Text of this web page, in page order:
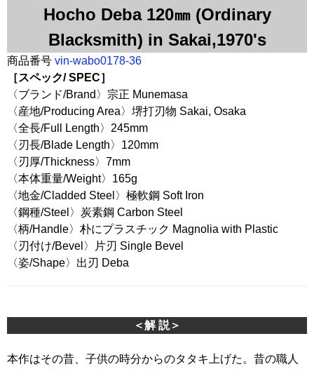
Hocho Deba 120㎜ (Ordinary
Blacksmith) in Sakai,1970's
商品番号 vin-wabo0178-36
［スペック/ SPEC］
〈ブランド/Brand〉宗正 Munemasa
〈産地/Producing Area〉堺打刃物 Sakai, Osaka
〈全長/Full Length〉245mm
〈刃長/Blade Length〉120mm
〈刃厚/Thickness〉7mm
〈本体重量/Weight〉165g
〈地金/Cladded Steel〉極軟鋼 Soft Iron
〈鋼種/Steel〉炭素鋼 Carbon Steel
〈柄/Handle〉朴にプラスチック Magnolia with Plastic
〈刃付け/Bevel〉片刃 Single Bevel
〈姿/Shape〉出刃 Deba
＜解 説＞
本作はその昔、子供の時分からのタタキ上げた。昔の職人